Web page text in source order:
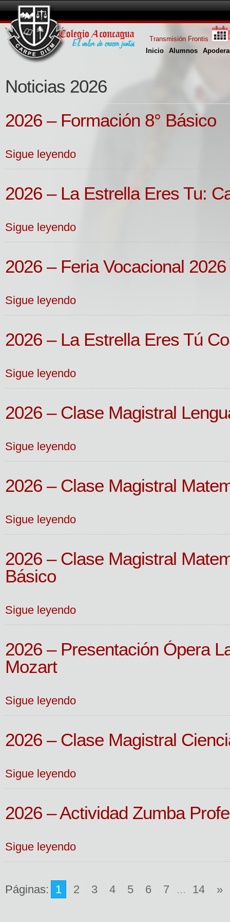
Inicio Alumnos
Transmisión Frontis
Noticias 2026
2026 – Formación 8° Básico
Sigue leyendo
2026 – La Estrella Eres Tu:
Sigue leyendo
2026 – Feria Vocacional 2026
Sigue leyendo
2026 – La Estrella Eres Tú
Sigue leyendo
2026 – Clase Magistral
Sigue leyendo
2026 – Clase Magistral
Sigue leyendo
2026 – Clase Magistral
Básico
Sigue leyendo
2026 – Presentación Ópera
Mozart
Sigue leyendo
2026 – Clase Magistral
Sigue leyendo
2026 – Actividad Zumba
Sigue leyendo
Páginas: 1 2 3 4 5 6 7 ... 14 »